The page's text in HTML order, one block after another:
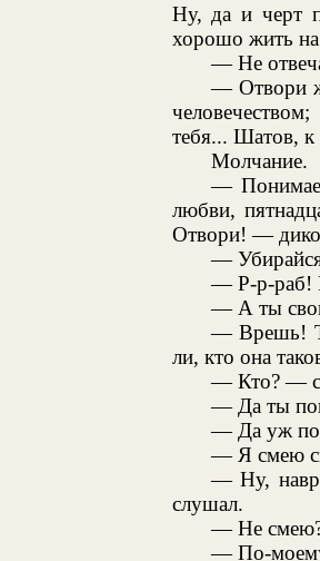
Ну, да и черт
хорошо жить на
— Не
— Отвори
тебя... Шатов, к
Молчание.
—
любви,
Отвори! — дико
—
— Р-р-раб!
— А ты
— Врешь!
ли, кто она
— Кто? — с
— Да ты
— Да уж
— Я смею
— Ну,
слушал.
— Не
— По-